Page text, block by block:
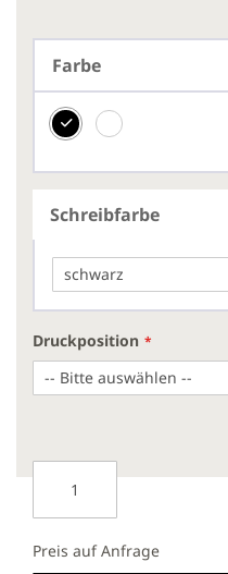
Farbe
Schreibfarbe
Druckposition
Preis auf Anfrage